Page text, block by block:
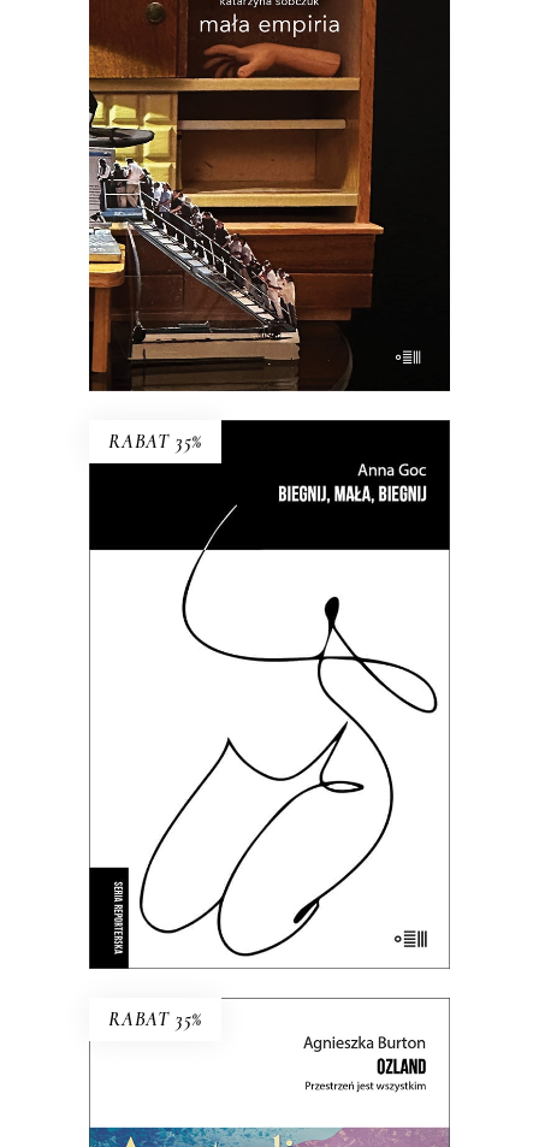
E-BOOK DO KOSZYKA
MAŁA EMPIRIA
Esej uczestniczący o wczesnej starości i
zagadce rodzicielstwa.
53.00zł 34.45zł
KSIĄŻKA DO KOSZYKA
RABAT 35%
E-BOOK DO KOSZYKA
BIEGNIJ, MAŁA, BIEGNIJ
To kameralne reportaże o
intymnych tragediach, zmaganiach
z systemem i doświadczeniach nie
do zapomnienia.
54.90 35.69zł
KSIĄŻKA DO KOSZYKA
RABAT 35%